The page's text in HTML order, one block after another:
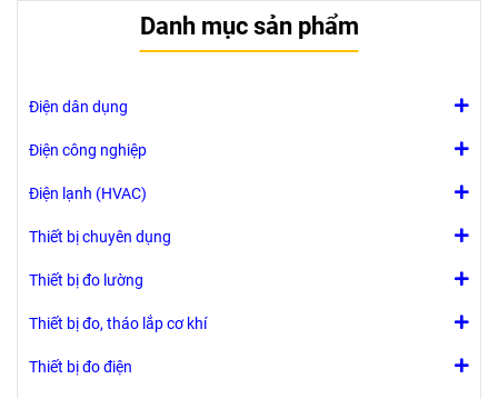
Danh mục sản phẩm
Điện dân dụng
Điện công nghiệp
Điện lạnh (HVAC)
Thiết bị chuyên dụng
Thiết bị đo lường
Thiết bị đo, tháo lắp cơ khí
Thiết bị đo điện